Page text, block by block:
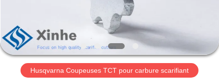
VIDÉOS
Husqvarna Coupeuses TCT pour carbure scarifiant